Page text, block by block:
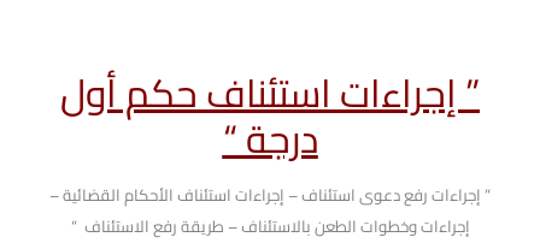
” إجراءات استئناف حكم أول
درجة “
” إجراءات رفع دعوى استئناف – إجراءات استئناف الأحكام القضائية –
إجراءات وخطوات الطعن بالاستئناف – طريقة رفع الاستئناف “